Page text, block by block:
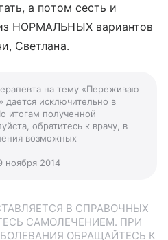
а потом сесть и
НОРМАЛЬНЫХ вариантов
Светлана.
на тему «Переживаю
дается исключительно в
итогам полученной
обратитесь к врачу, в
возможных
ноября 2014
В СПРАВОЧНЫХ
САМОЛЕЧЕНИЕМ. ПРИ
ОБРАЩАЙТЕСЬ К